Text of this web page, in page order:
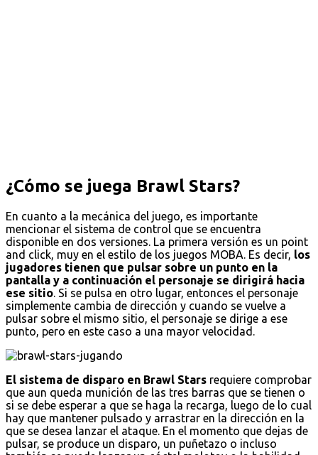
¿Cómo se juega Brawl Stars?
En cuanto a la mecánica del juego, es importante
mencionar el sistema de control que se encuentra
disponible en dos versiones. La primera versión es un point
and click, muy en el estilo de los juegos MOBA. Es decir, los
jugadores tienen que pulsar sobre un punto en la
pantalla y a continuación el personaje se dirigirá hacia
ese sitio. Si se pulsa en otro lugar, entonces el personaje
simplemente cambia de dirección y cuando se vuelve a
pulsar sobre el mismo sitio, el personaje se dirige a ese
punto, pero en este caso a una mayor velocidad.
El sistema de disparo en Brawl Stars requiere comprobar
que aun queda munición de las tres barras que se tienen o
si se debe esperar a que se haga la recarga, luego de lo cual
hay que mantener pulsado y arrastrar en la dirección en la
que se desea lanzar el ataque. En el momento que dejas de
pulsar, se produce un disparo, un puñetazo o incluso